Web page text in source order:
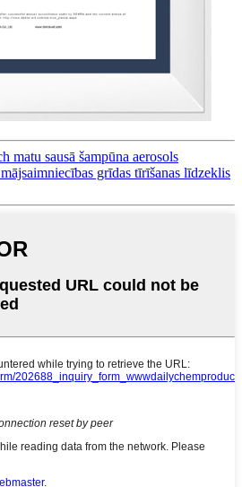
matu sausā šampūna aerosols
grīdas tīrīšanas līdzeklis